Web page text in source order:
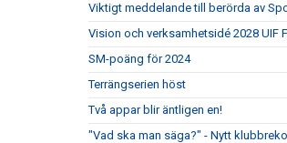
Viktigt meddelande till berörda av
Vision och verksamhetsidé 2028 UIF
SM-poäng för 2024
Terrängserien höst
Två appar blir äntligen en!
"Vad ska man säga?" - Nytt